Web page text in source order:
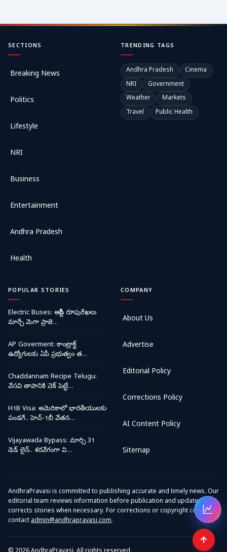
SECTIONS
Breaking News
Politics
Lifestyle
NRI
Business
Entertainment
Andhra Pradesh
Health
TRENDING TAGS
Andhra Pradesh
Cinema
NRI
Government
Weather
Markets
Travel
Public Health
POPULAR STORIES
Electric Buses: ఆర్టీసీ రూపురేఖలు
మార్చే మెగా ప్రాజె…
AP Goverment: కాంట్రాక్ట్
ఉద్యోగులకు ఏపీ ప్రభుత్వం త…
Chaddannam Recipe Telugu:
వేసవి తాపానికి చెక్ పెట్టే…
H1B Visa: అమెరికాలో భారతీయులకు
పండగే.. హెచ్-1బీ వేతన…
Vijayawada Bypass: మార్చి 31
డెడ్ లైన్.. శరవేగంగా వి…
COMPANY
About Us
Advertise
Editorial Policy
Corrections Policy
AI Content Policy
Sitemap
AndhraPravasi is committed to publishing accurate and timely news. Our
editorial team reviews information before publication and updates or
corrects stories when necessary. For corrections or copyright concerns,
contactadmin@andhrapravasi.com.